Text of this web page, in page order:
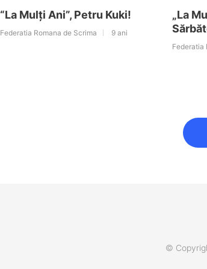
“La Mulți Ani”, Petru Kuki!
Federatia Romana de Scrima 9 ani
„La
Federatia
©